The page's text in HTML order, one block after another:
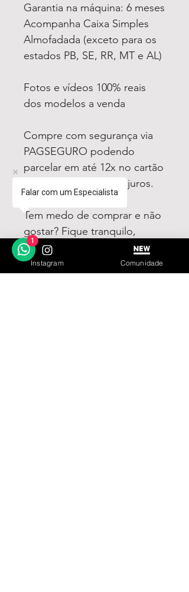
Garantia na máquina: 6 meses
Acompanha Caixa Simples
Almofadada (exceto para os
estados PB, SE, RR, MT e AL)
Fotos e vídeos 100% reais
dos modelos a venda
Compre com segurança via
PAGSEGURO podendo
parcelar em até 12x no cartão
sendo em até 4x sem juros.
Tem medo de comprar e não
gostar? Fique tranquilo,
garantimos a sua satisfação
ou devolvemos o seu
Instagram Comunidade
Falar com um Especialista
1